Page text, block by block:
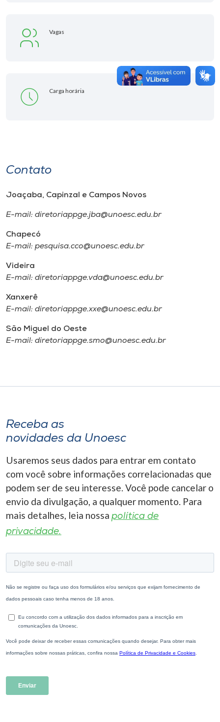
Vagas
Carga horária
Contato
Joaçaba, Capinzal e Campos Novos
E-mail: diretoriappge.jba@unoesc.edu.br
Chapecó
E-mail: pesquisa.cco@unoesc.edu.br
Videira
E-mail: diretoriappge.vda@unoesc.edu.br
Xanxerê
E-mail: diretoriappge.xxe@unoesc.edu.br
São Miguel do Oeste
E-mail: diretoriappge.smo@unoesc.edu.br
Receba as
novidades da Unoesc
Usaremos seus dados para entrar em contato
com você sobre informações correlacionadas que
podem ser de seu interesse. Você pode cancelar o
envio da divulgação, a qualquer momento. Para
mais detalhes, leia nossa política de
privacidade.